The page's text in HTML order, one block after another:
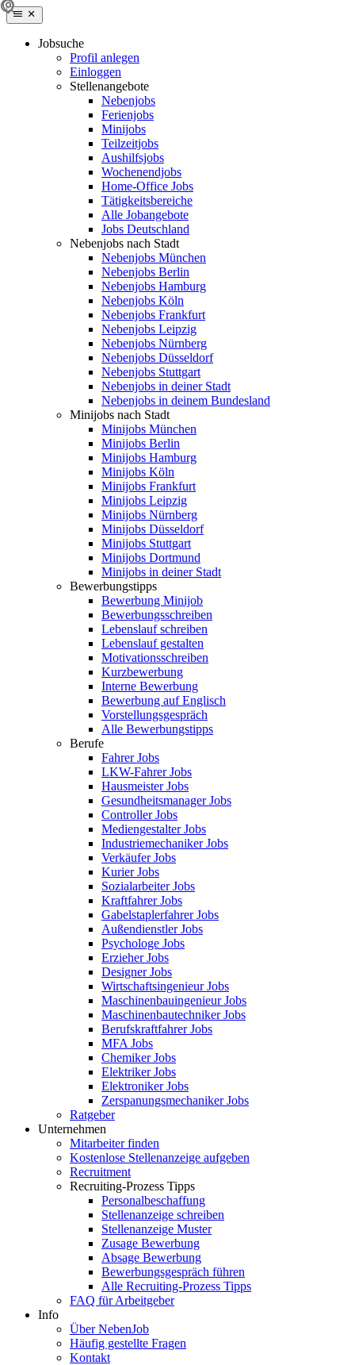
Jobsuche
Profil anlegen
Einloggen
Stellenangebote
Nebenjobs
Ferienjobs
Minijobs
Teilzeitjobs
Aushilfsjobs
Wochenendjobs
Home-Office Jobs
Tätigkeitsbereiche
Alle Jobangebote
Jobs Deutschland
Nebenjobs nach Stadt
Nebenjobs München
Nebenjobs Berlin
Nebenjobs Hamburg
Nebenjobs Köln
Nebenjobs Frankfurt
Nebenjobs Leipzig
Nebenjobs Nürnberg
Nebenjobs Düsseldorf
Nebenjobs Stuttgart
Nebenjobs in deiner Stadt
Nebenjobs in deinem Bundesland
Minijobs nach Stadt
Minijobs München
Minijobs Berlin
Minijobs Hamburg
Minijobs Köln
Minijobs Frankfurt
Minijobs Leipzig
Minijobs Nürnberg
Minijobs Düsseldorf
Minijobs Stuttgart
Minijobs Dortmund
Minijobs in deiner Stadt
Bewerbungstipps
Bewerbung Minijob
Bewerbungsschreiben
Lebenslauf schreiben
Lebenslauf gestalten
Motivationsschreiben
Kurzbewerbung
Interne Bewerbung
Bewerbung auf Englisch
Vorstellungsgespräch
Alle Bewerbungstipps
Berufe
Fahrer Jobs
LKW-Fahrer Jobs
Hausmeister Jobs
Gesundheitsmanager Jobs
Controller Jobs
Mediengestalter Jobs
Industriemechaniker Jobs
Verkäufer Jobs
Kurier Jobs
Sozialarbeiter Jobs
Kraftfahrer Jobs
Gabelstaplerfahrer Jobs
Außendienstler Jobs
Psychologe Jobs
Erzieher Jobs
Designer Jobs
Wirtschaftsingenieur Jobs
Maschinenbauingenieur Jobs
Maschinenbautechniker Jobs
Berufskraftfahrer Jobs
MFA Jobs
Chemiker Jobs
Elektriker Jobs
Elektroniker Jobs
Zerspanungsmechaniker Jobs
Ratgeber
Unternehmen
Mitarbeiter finden
Kostenlose Stellenanzeige aufgeben
Recruitment
Recruiting-Prozess Tipps
Personalbeschaffung
Stellenanzeige schreiben
Stellenanzeige Muster
Zusage Bewerbung
Absage Bewerbung
Bewerbungsgespräch führen
Alle Recruiting-Prozess Tipps
FAQ für Arbeitgeber
Info
Über NebenJob
Häufig gestellte Fragen
Kontakt